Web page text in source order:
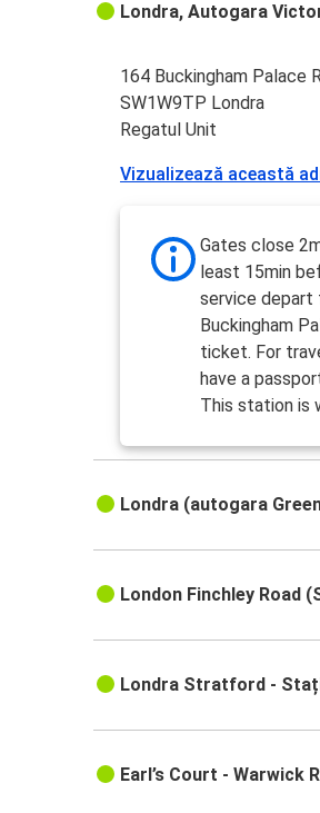
Londra, Autogara
164 Buckingham Palace
SW1W9TP Londra
Regatul Unit
Vizualizează această
Gates close
least 15min
service depart
Buckingham
ticket. For
have a
This station is
Londra (autogara
London Finchley Road
Londra Stratford -
Earl’s Court - Warwick